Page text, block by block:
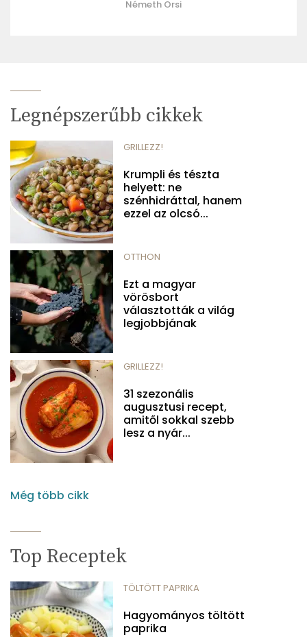
Németh Orsi
Legnépszerűbb cikkek
GRILLEZZ!
Krumpli és tészta
helyett: ne
szénhidráttal, hanem
ezzel az olcsó...
OTTHON
Ezt a magyar
vörösbort
választották a világ
legjobbjának
GRILLEZZ!
31 szezonális
augusztusi recept,
amitől sokkal szebb
lesz a nyár...
Még több cikk
Top Receptek
TÖLTÖTT PAPRIKA
Hagyományos töltött
paprika